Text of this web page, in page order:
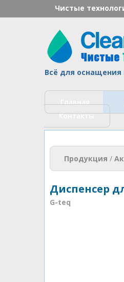
Чистые
Всё для оснащения
Главная
Контакты
Вы здесь
Продукция /
Диспенсер
G-teq